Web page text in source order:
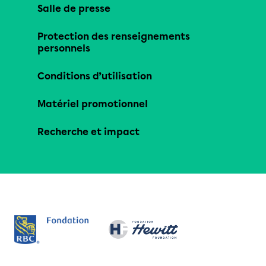
Salle de presse
Protection des renseignements
personnels
Conditions d’utilisation
Matériel promotionnel
Recherche et impact